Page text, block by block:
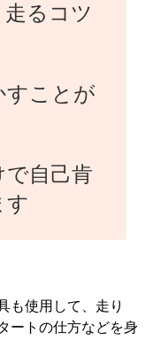
るコツ
すことが
自己肯
す
も使用して、走り
ートの仕方などを身